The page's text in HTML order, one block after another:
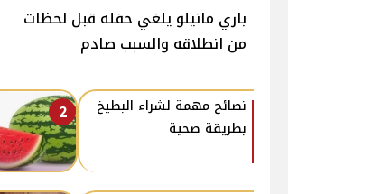
باري مانيلو يلغي حفله قبل لحظات
من انطلاقه والسبب صادم
2
نصائح مهمة لشراء البطيخ
بطريقة صحية